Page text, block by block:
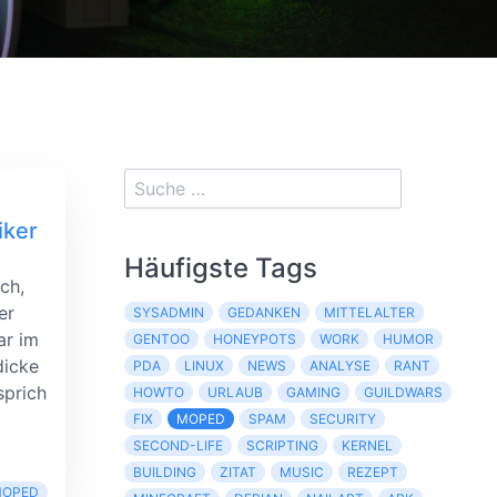
im
Häufigste Tags
SYSADMIN GEDANKEN
MITTELALTER
GENTOO
HONEYPOTS WORK
HUMOR
PDA
LINUX NEWS ANALYSE
RANT
HOWTO
URLAUB GAMING
GUILDWARS
FIX
MOPED SPAM
SECURITY
SECOND-LIFE
SCRIPTING
KERNEL
BUILDING
ZITAT MUSIC
REZEPT